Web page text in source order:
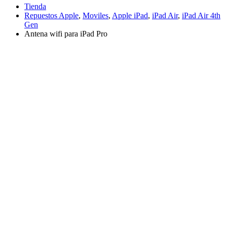
Tienda
Repuestos Apple, Moviles, Apple iPad, iPad Air, iPad Air 4th
Gen
Antena wifi para iPad Pro